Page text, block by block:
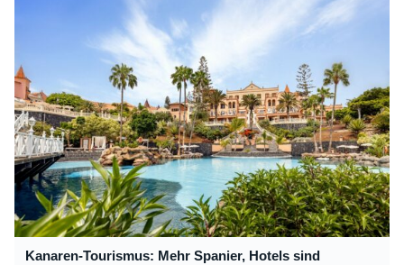
Kanaren-Tourismus: Mehr Spanier, Hotels sind